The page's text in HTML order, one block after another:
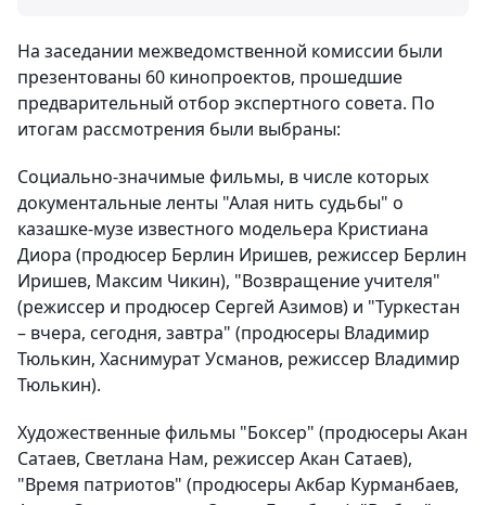
На заседании межведомственной комиссии были
презентованы 60 кинопроектов, прошедшие
предварительный отбор экспертного совета. По
итогам рассмотрения были выбраны:
Социально-значимые фильмы, в числе которых
документальные ленты "Алая нить судьбы" о
казашке-музе известного модельера Кристиана
Диора (продюсер Берлин Иришев, режиссер Берлин
Иришев, Максим Чикин), "Возвращение учителя"
(режиссер и продюсер Сергей Азимов) и "Туркестан
– вчера, сегодня, завтра" (продюсеры Владимир
Тюлькин, Хаснимурат Усманов, режиссер Владимир
Тюлькин).
Художественные фильмы "Боксер" (продюсеры Акан
Сатаев, Светлана Нам, режиссер Акан Сатаев),
"Время патриотов" (продюсеры Акбар Курманбаев,